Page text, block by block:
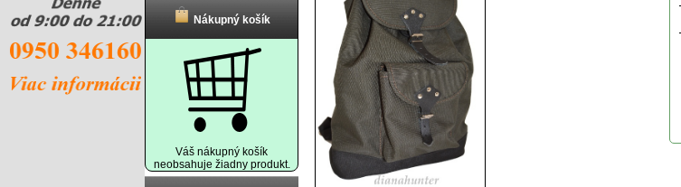
Nákupný košík
Váš nákupný košík
neobsahuje žiadny produkt.